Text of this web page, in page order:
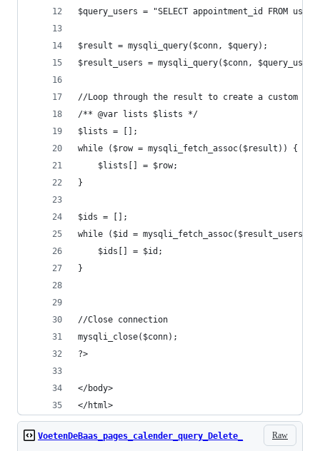
$query_users = "SELECT appointment_id FROM
$result = mysqli_query($conn, $query);
$result_users = mysqli_query($conn,
//Loop through the result to create a custom
/** @var lists $lists */
$lists = [];
while ($row = mysqli_fetch_assoc($result)) {
    $lists[] = $row;
}
$ids = [];
while ($id = mysqli_fetch_assoc($result_users))
    $ids[] = $id;
}
//Close connection
mysqli_close($conn);
?>
</body>
</html>
Raw
VoetenDeBaas_pages_calender_query_Delete_